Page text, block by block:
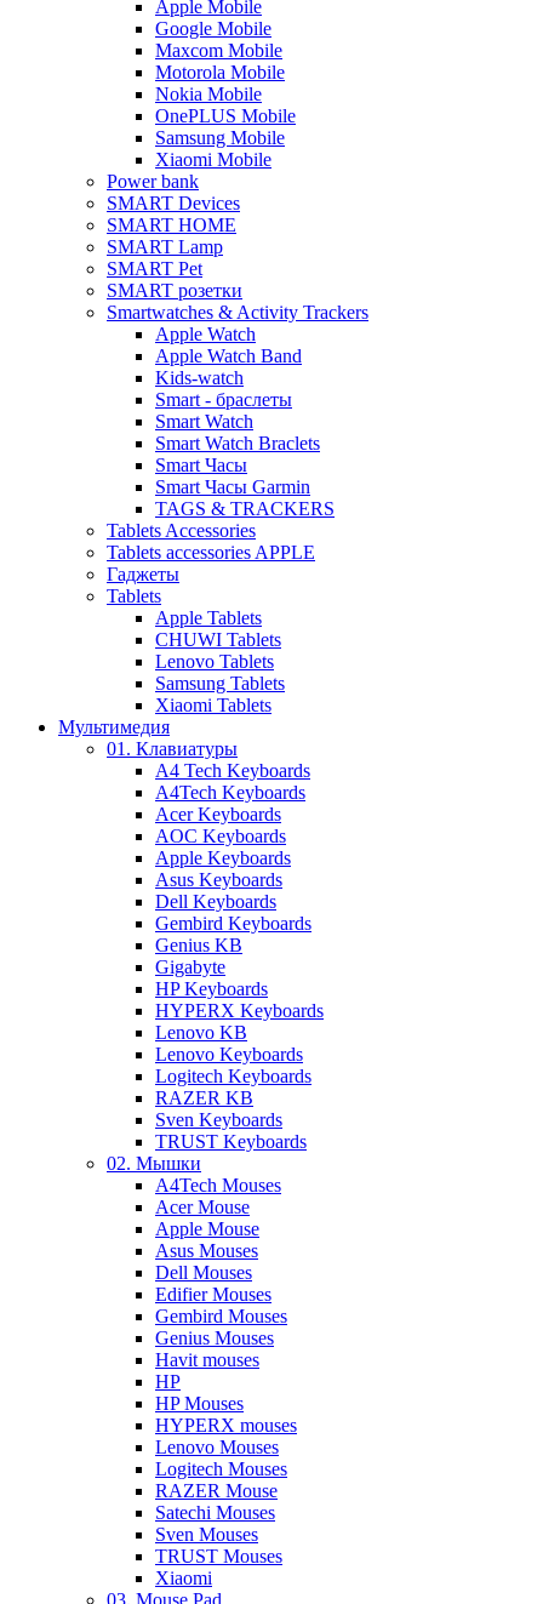
Apple Mobile
Google Mobile
Maxcom Mobile
Motorola Mobile
Nokia Mobile
OnePLUS Mobile
Samsung Mobile
Xiaomi Mobile
Power bank
SMART Devices
SMART HOME
SMART Lamp
SMART Pet
SMART розетки
Smartwatches & Activity Trackers
Apple Watch
Apple Watch Band
Kids-watch
Smart - браслеты
Smart Watch
Smart Watch Braclets
Smart Часы
Smart Часы Garmin
TAGS & TRACKERS
Tablets Accessories
Tablets accessories APPLE
Гаджеты
Tablets
Apple Tablets
CHUWI Tablets
Lenovo Tablets
Samsung Tablets
Xiaomi Tablets
Мультимедия
01. Клавиатуры
A4 Tech Keyboards
A4Tech Keyboards
Acer Keyboards
AOC Keyboards
Apple Keyboards
Asus Keyboards
Dell Keyboards
Gembird Keyboards
Genius KB
Gigabyte
HP Keyboards
HYPERX Keyboards
Lenovo KB
Lenovo Keyboards
Logitech Keyboards
RAZER KB
Sven Keyboards
TRUST Keyboards
02. Мышки
A4Tech Mouses
Acer Mouse
Apple Mouse
Asus Mouses
Dell Mouses
Edifier Mouses
Gembird Mouses
Genius Mouses
Havit mouses
HP
HP Mouses
HYPERX mouses
Lenovo Mouses
Logitech Mouses
RAZER Mouse
Satechi Mouses
Sven Mouses
TRUST Mouses
Xiaomi
03. Mouse Pad